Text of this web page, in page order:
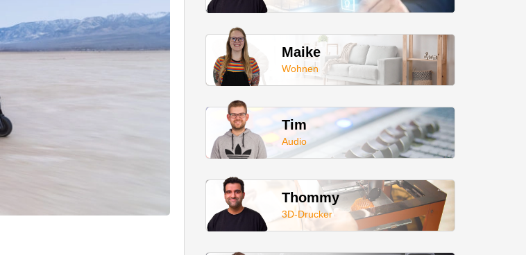
Maike
Wohnen
Tim
Audio
Thommy
3D-Drucker